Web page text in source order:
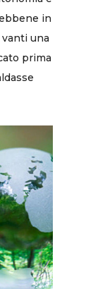
in
una
prima